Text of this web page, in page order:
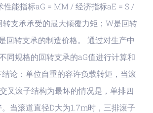
性能指标aG = MM / 经济指标aE = S /
支承承受的最大倾覆力矩；W是回转
回转支承的制造价格。 通过对生产中
同规格的回转支承的aG值进行计算和
论：单位自重的容许负载转矩，当滚
叉滚子结构为最坏的情况是，单排四
当滚道直径D大为1.7m时，三排滚子